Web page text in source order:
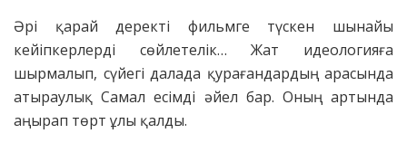
Әрі қарай деректі фильмге түскен шынайы
кейіпкерлерді сөйлетелік… Жат идеологияға
шырмалып, сүйегі далада қурағандардың арасында
атыраулық Самал есімді әйел бар. Оның артында
аңырап төрт ұлы қалды.